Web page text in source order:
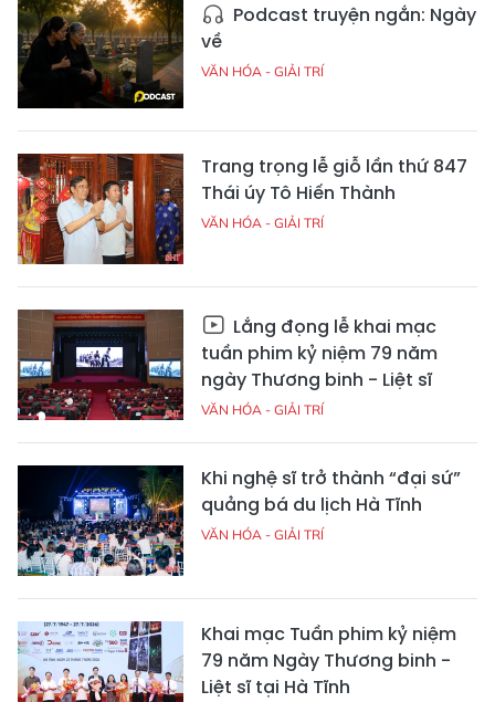
Podcast truyện ngắn: Ngày
về
VĂN HÓA - GIẢI TRÍ
Trang trọng lễ giỗ lần thứ 847
Thái úy Tô Hiến Thành
VĂN HÓA - GIẢI TRÍ
Lắng đọng lễ khai mạc
tuần phim kỷ niệm 79 năm
ngày Thương binh - Liệt sĩ
VĂN HÓA - GIẢI TRÍ
Khi nghệ sĩ trở thành “đại sứ”
quảng bá du lịch Hà Tĩnh
VĂN HÓA - GIẢI TRÍ
Khai mạc Tuần phim kỷ niệm
79 năm Ngày Thương binh -
Liệt sĩ tại Hà Tĩnh